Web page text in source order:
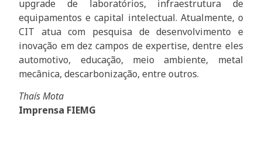
upgrade de laboratórios, infraestrutura de
equipamentos e capital intelectual. Atualmente, o
CIT atua com pesquisa de desenvolvimento e
inovação em dez campos de expertise, dentre eles
automotivo, educação, meio ambiente, metal
mecânica, descarbonização, entre outros.
Thaís Mota
Imprensa FIEMG